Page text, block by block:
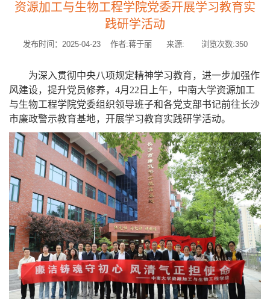
资源加工与生物工程学院党委开展学习教育实
践研学活动
发布时间：2025-04-23 作者:蒋于丽 来源: 浏览次数:350
为深入贯彻中央八项规定精神学习教育，进一步加强作
风建设，提升党员修养， 4月 22 日上午，中南大学资源加工
与生物工程学院党委组织领导班子和各党支部书记前往长沙
市廉政警示教育基地，开展学习教育实践研学活动。